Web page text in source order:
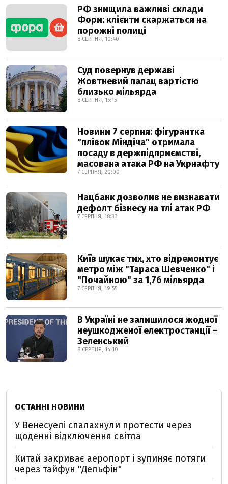
РФ знищила важливі склади
Фори: клієнти скаржаться на
порожні полиці
8 СЕРПНЯ, 10:40
Суд повернув державі
Жовтневий палац вартістю
близько мільярда
8 СЕРПНЯ, 15:15
Новини 7 серпня: фігурантка
"плівок Міндіча" отримала
посаду в держпідприємстві,
масована атака РФ на Укрнафту
7 СЕРПНЯ, 20:00
Нацбанк дозволив не визнавати
дефолт бізнесу на тлі атак РФ
7 СЕРПНЯ, 18:33
Київ шукає тих, хто відремонтує
метро між "Тараса Шевченко" і
"Почайною" за 1,76 мільярда
7 СЕРПНЯ, 19:55
В Україні не залишилося жодної
неушкодженої електростанції –
Зеленський
8 СЕРПНЯ, 14:10
ОСТАННІ НОВИНИ
У Венесуелі спалахнули протести через
щоденні відключення світла
Китай закриває аеропорт і зупиняє потяги
через тайфун "Дельфін"